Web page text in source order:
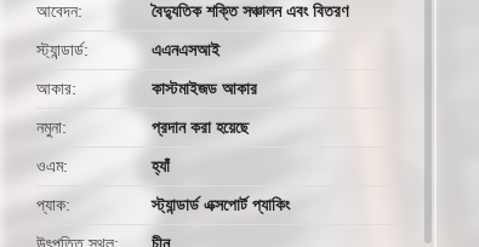
আবেদন
বৈদ্যুতিক শক্তি সঞ্চালন এবং বিতরণ
স্ট্যান্ডার্ড
এএনএসআই
আকার
কাস্টমাইজড আকার
নমুনা
প্রদান করা হয়েছে
ওএম
হ্যাঁ
প্যাক
স্ট্যান্ডার্ড এক্সপোর্ট প্যাকিং